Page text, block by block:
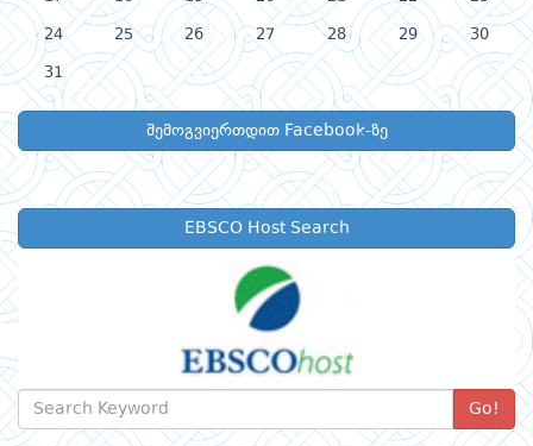
24 25 26 27 28 29 30
31
შემოგვიერთდით Facebook-ზე
EBSCO Host Search
Go!